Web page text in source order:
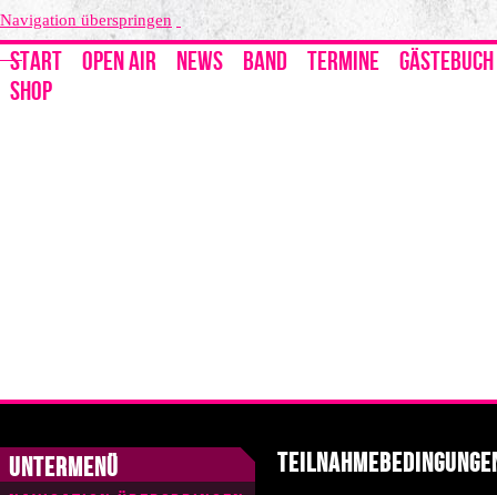
Navigation überspringen
START OPEN AIR NEWS BAND TERMINE
GÄSTEBUCH
SHOP
Untermenü